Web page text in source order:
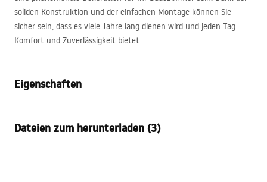
soliden Konstruktion und der einfachen Montage können Sie
sicher sein, dass es viele Jahre lang dienen wird und jeden Tag
Komfort und Zuverlässigkeit bietet.
Eigenschaften
Material
Sanitärkeramik, Quarzkomposit
Farbe
Weiß, Steinoptik
Dateien zum herunterladen (3)